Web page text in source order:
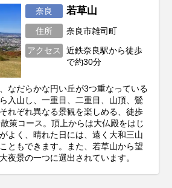
奈良 若草山
住所 奈良市雑司町
アクセス
近鉄奈良駅から徒歩
で約30分
なだらかな円い丘が3つ重なっている
入山し、一重目、二重目、山頂、鶯
れぞれ異なる景観を楽しめる、徒歩
策コース。頂上からは大仏殿をはじ
よく、晴れた日には、遠く大和三山
ともできます。また、若草山から望
夜景の一つに選出されています。